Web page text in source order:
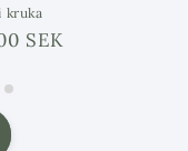
kruka
SEK